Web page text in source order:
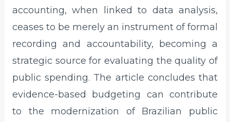
accounting, when linked to data analysis,
ceases to be merely an instrument of formal
recording and accountability, becoming a
strategic source for evaluating the quality of
public spending. The article concludes that
evidence-based budgeting can contribute
to the modernization of Brazilian public